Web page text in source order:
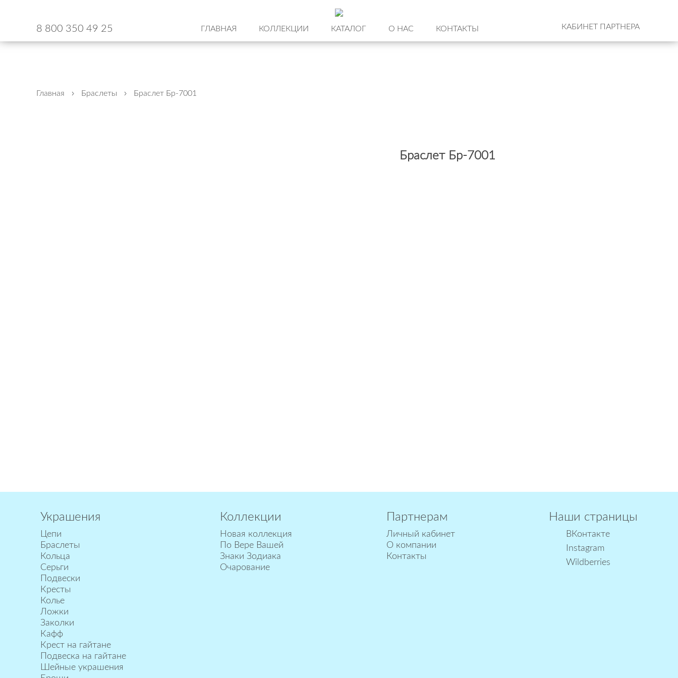
КАБИНЕТ ПАРТНЕРА
8 800 350 49 25 ГЛАВНАЯ КОЛЛЕКЦИИ КАТАЛОГ О НАС КОНТАКТЫ
Главная Браслеты Браслет Бр-7001
Браслет Бр-7001
Украшения
Цепи
Браслеты
Кольца
Серьги
Подвески
Кресты
Колье
Ложки
Заколки
Кафф
Крест на гайтане
Подвеска на гайтане
Шейные украшения
Коллекции
Новая коллекция
По Вере Вашей
Знаки Зодиака
Очарование
Партнерам
Личный кабинет
О компании
Контакты
Наши страницы
ВКонтакте
Instagram
Wildberries